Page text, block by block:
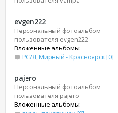
evgen222
Персональный фотоальбом
пользователя evgen222
Вложенные альбомы:
РС/Я, Мирный - Красноярск [0]
pajero
Персональный фотоальбом
пользователя pajero
Вложенные альбомы: